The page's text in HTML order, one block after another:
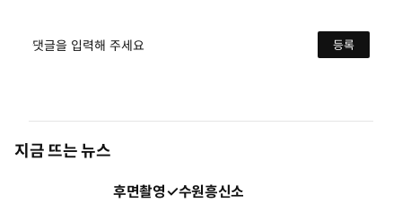
댓글을 입력해 주세요 등록
지금 뜨는 뉴스
후면촬영✓수원흥신소